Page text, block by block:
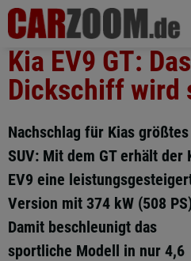
Kia EV9 GT:
Dickschiff wird
Nachschlag für Kias größtes
SUV: Mit dem GT erhält der
EV9 eine
Version mit 374 kW (508
Damit beschleunigt das
sportliche Modell in nur 4,6